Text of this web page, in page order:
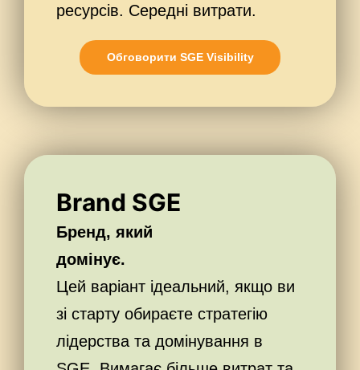
ресурсів. Середні витрати.
Обговорити SGE Visibility
Brand SGE
Бренд, який
домінує.
Цей варіант ідеальний, якщо ви
зі старту обираєте стратегію
лідерства та домінування в